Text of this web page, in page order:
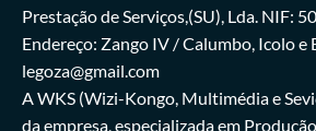
Prestação de Serviços,(SU), Lda. NIF:
Endereço: Zango IV / Calumbo, Icolo e
legoza@gmail.com
A WKS (Wizi-Kongo, Multimédia e
da empresa, especializada em